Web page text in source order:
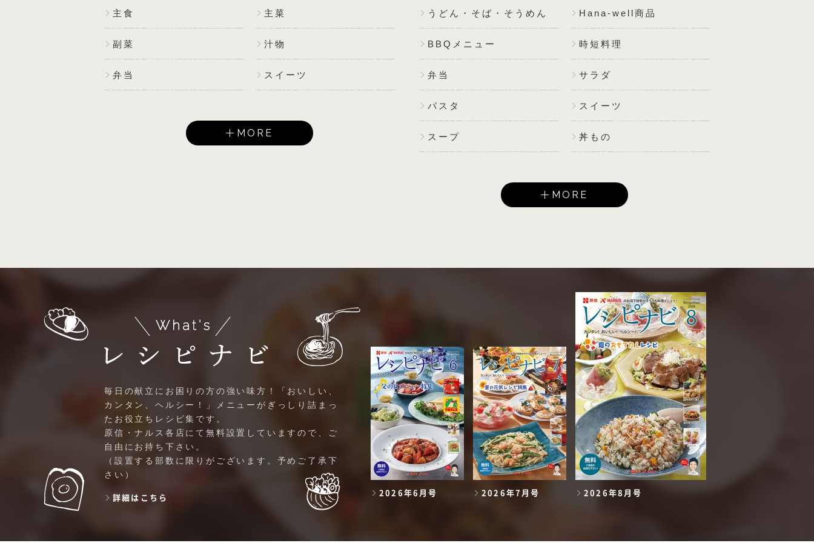
主食 主菜
副菜 汁物
弁当 スイーツ
MORE
うどん・そば・そうめん Hana-well商品
BBQメニュー 時短料理
弁当 サラダ
パスタ スイーツ
スープ 丼もの
MORE
毎日の献立にお困りの方の強い味方！「おいしい、
カンタン、ヘルシー！」メニューがぎっしり詰まっ
たお役立ちレシピ集です。
原信・ナルス各店にて無料設置していますので、ご
自由にお持ち下さい。
（設置する部数に限りがございます。予めご了承下
さい）
詳細はこちら
2026年6月号 2026年7月号 2026年8月号